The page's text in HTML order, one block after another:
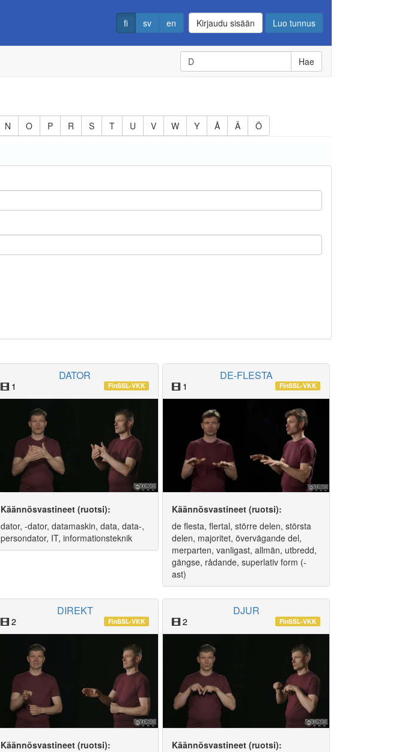
fi sv en Kirjaudu sisään Luo tunnus
Hae
N O P R S T U V W Y Å Ä Ö
DATOR
1 FinSSL-VKK
Käännösvastineet (ruotsi):
dator, -dator, datamaskin, data, data-,
persondator, IT, informationsteknik
DE-FLESTA
1 FinSSL-VKK
Käännösvastineet (ruotsi):
de flesta, flertal, större delen, största
delen, majoritet, övervägande del,
merparten, vanligast, allmän, utbredd,
gängse, rådande, superlativ form (-
ast)
DIREKT
2 FinSSL-VKK
Käännösvastineet (ruotsi):
DJUR
2 FinSSL-VKK
Käännösvastineet (ruotsi):